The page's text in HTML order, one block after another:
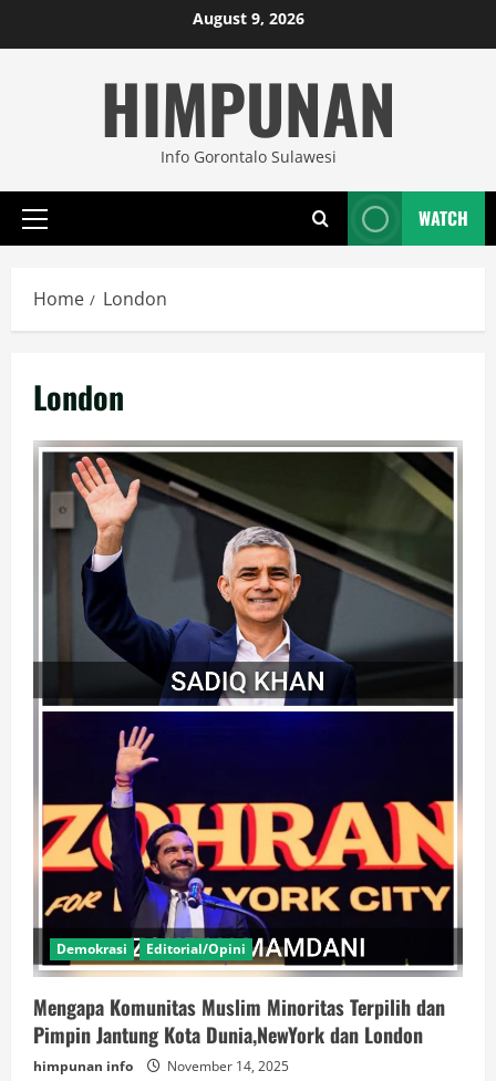
to
August 9, 2026
HIMPUNAN
Info Gorontalo Sulawesi
Primary
WATCH
Home London
London
Demokrasi Editorial/Opini
Mengapa Komunitas Muslim Minoritas Terpilih dan
Pimpin Jantung Kota Dunia,NewYork dan London
himpunan info November 14, 2025